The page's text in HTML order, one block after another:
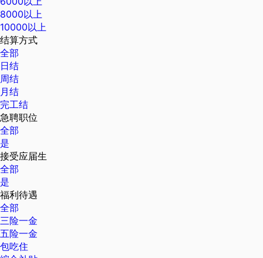
8000以上
10000以上
结算方式
全部
日结
周结
月结
完工结
急聘职位
全部
是
接受应届生
全部
是
福利待遇
全部
三险一金
五险一金
包吃住